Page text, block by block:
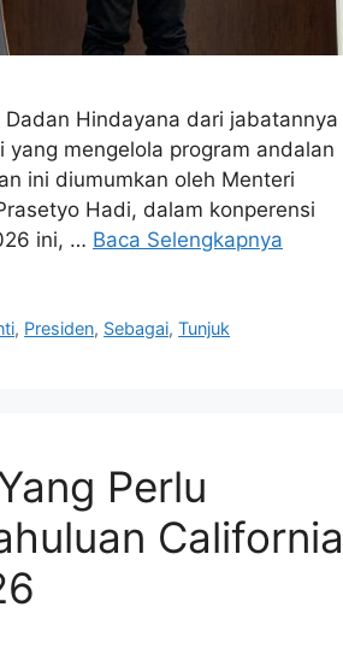
Hindayana dari jabatannya
yang mengelola program andalan
ini diumumkan oleh Menteri
Hadi, dalam konperensi
ini, … Baca Selengkapnya
, Presiden, Sebagai,Tunjuk
Perlu
California